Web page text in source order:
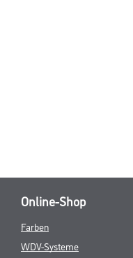
Online-Shop
Farben
WDV-Systeme